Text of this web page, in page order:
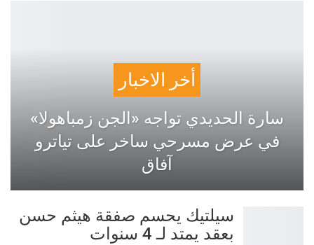
أخر الاخبار
سارة الحديدي تواجه «الجن زمباهولا»
في عرض مسرحي ساخر على تياترو
آفاق
سيلتيك يحسم صفقة هيثم حسن
بعقد يمتد لـ 4 سنوات